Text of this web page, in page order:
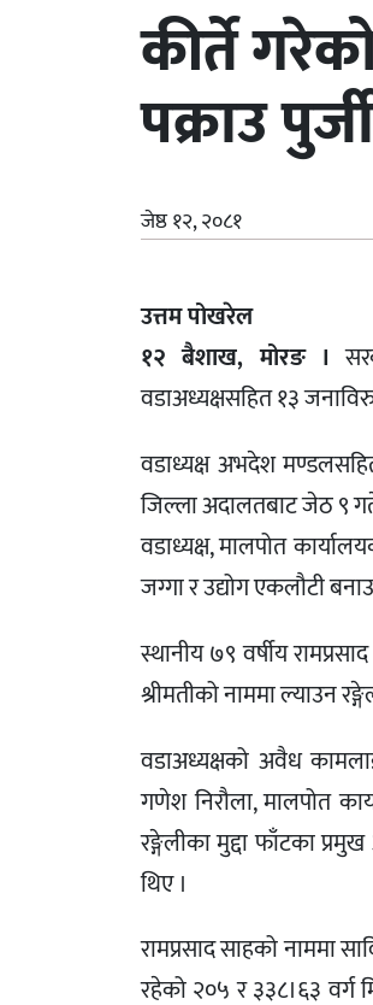
कीर्ते
पक्राउ पुर्जी
जेष्ठ १२,
उत्तम पोखरेल
१२ बैशाख, मोरङ ।
वडाअध्यक्षसहित १३
वडाध्यक्ष अभदेश
जिल्ला अदालतबाट जेठ ९ गते
वडाध्यक्ष, मालपोत
जग्गा र उद्योग एकलौटी
स्थानीय ७९ वर्षीय
श्रीमतीको नाममा ल्याउन
वडाअध्यक्षको अवैध
गणेश निरौला, मालपोत
रङ्गेलीका मुद्दा फाँटका
थिए ।
रामप्रसाद साहको नाममा
रहेको २०५ र ३३८।६३ वर्ग